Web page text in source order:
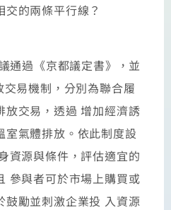
的兩條平行線？
過《京都議定書》，並
易機制，分別為聯合履
放交易，透過 增加經濟誘
室氣體排放。依此制度設
資源與條件，評估適宜的
參與者可於市場上購買或
鼓勵並刺激企業投 入資源